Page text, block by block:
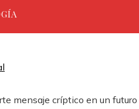
mensaje críptico en un